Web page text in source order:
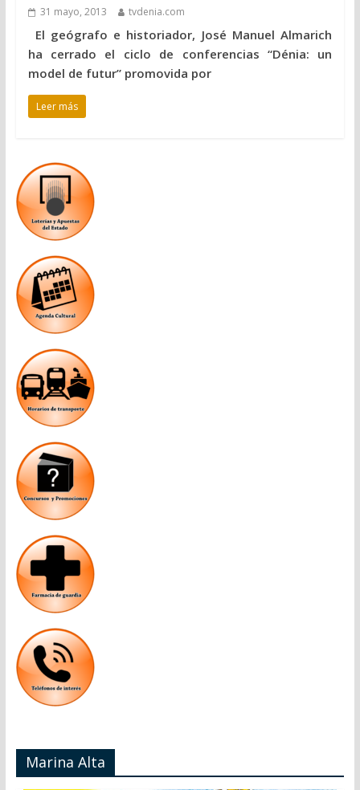
31 mayo, 2013 tvdenia.com
El geógrafo e historiador, José Manuel Almarich
ha cerrado el ciclo de conferencias “Dénia: un
model de futur” promovida por
Leer más
Marina Alta